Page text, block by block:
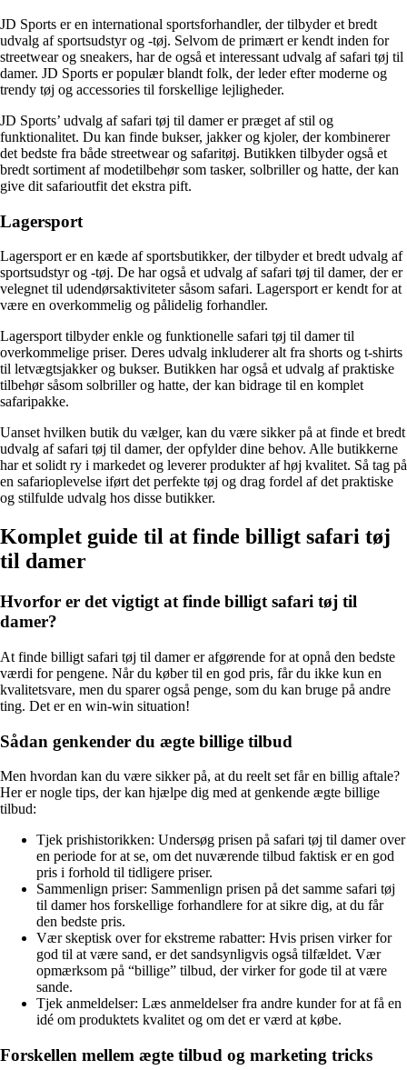
JD Sports er en international sportsforhandler, der tilbyder et bredt
udvalg af sportsudstyr og -tøj. Selvom de primært er kendt inden for
streetwear og sneakers, har de også et interessant udvalg af safari tøj til
damer. JD Sports er populær blandt folk, der leder efter moderne og
trendy tøj og accessories til forskellige lejligheder.
JD Sports’ udvalg af safari tøj til damer er præget af stil og
funktionalitet. Du kan finde bukser, jakker og kjoler, der kombinerer
det bedste fra både streetwear og safaritøj. Butikken tilbyder også et
bredt sortiment af modetilbehør som tasker, solbriller og hatte, der kan
give dit safarioutfit det ekstra pift.
Lagersport
Lagersport er en kæde af sportsbutikker, der tilbyder et bredt udvalg af
sportsudstyr og -tøj. De har også et udvalg af safari tøj til damer, der er
velegnet til udendørsaktiviteter såsom safari. Lagersport er kendt for at
være en overkommelig og pålidelig forhandler.
Lagersport tilbyder enkle og funktionelle safari tøj til damer til
overkommelige priser. Deres udvalg inkluderer alt fra shorts og t-shirts
til letvægtsjakker og bukser. Butikken har også et udvalg af praktiske
tilbehør såsom solbriller og hatte, der kan bidrage til en komplet
safaripakke.
Uanset hvilken butik du vælger, kan du være sikker på at finde et bredt
udvalg af safari tøj til damer, der opfylder dine behov. Alle butikkerne
har et solidt ry i markedet og leverer produkter af høj kvalitet. Så tag på
en safarioplevelse iført det perfekte tøj og drag fordel af det praktiske
og stilfulde udvalg hos disse butikker.
Komplet guide til at finde billigt safari tøj
til damer
Hvorfor er det vigtigt at finde billigt safari tøj til
damer?
At finde billigt safari tøj til damer er afgørende for at opnå den bedste
værdi for pengene. Når du køber til en god pris, får du ikke kun en
kvalitetsvare, men du sparer også penge, som du kan bruge på andre
ting. Det er en win-win situation!
Sådan genkender du ægte billige tilbud
Men hvordan kan du være sikker på, at du reelt set får en billig aftale?
Her er nogle tips, der kan hjælpe dig med at genkende ægte billige
tilbud:
Tjek prishistorikken: Undersøg prisen på safari tøj til damer over
en periode for at se, om det nuværende tilbud faktisk er en god
pris i forhold til tidligere priser.
Sammenlign priser: Sammenlign prisen på det samme safari tøj
til damer hos forskellige forhandlere for at sikre dig, at du får
den bedste pris.
Vær skeptisk over for ekstreme rabatter: Hvis prisen virker for
god til at være sand, er det sandsynligvis også tilfældet. Vær
opmærksom på “billige” tilbud, der virker for gode til at være
sande.
Tjek anmeldelser: Læs anmeldelser fra andre kunder for at få en
idé om produktets kvalitet og om det er værd at købe.
Forskellen mellem ægte tilbud og marketing tricks